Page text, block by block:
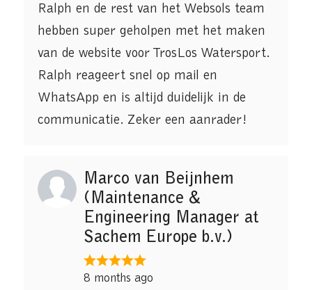
Ralph en de rest van het Websols team
hebben super geholpen met het maken
van de website voor TrosLos Watersport.
Ralph reageert snel op mail en
WhatsApp en is altijd duidelijk in de
communicatie. Zeker een aanrader!
Marco van Beijnhem
(Maintenance &
Engineering Manager at
Sachem Europe b.v.)
8 months ago